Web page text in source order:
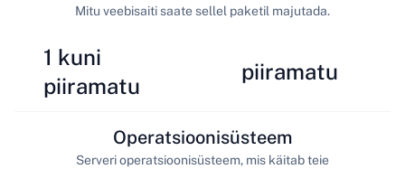
1 kuni
piiramatu
Mitu veebisaiti saate sellel paketil majutada.
piiramatu
Operatsioonisüsteem
Serveri operatsioonisüsteem, mis käitab teie